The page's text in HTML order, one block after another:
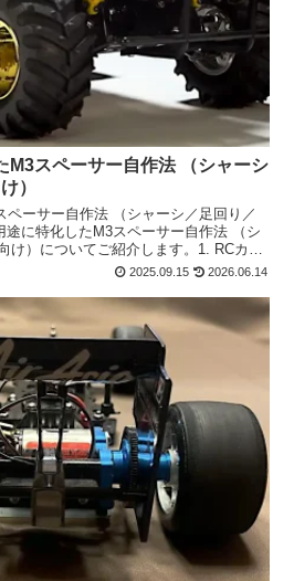
M3スペーサー自作法 （シャーシ
）
ペーサー自作法 （シャーシ／足回り／
に特化したM3スペーサー自作法 （シ
け）についてご紹介します。1. RCカー
シ剛性調整 カーボ...2025.09.15 2026.06.14